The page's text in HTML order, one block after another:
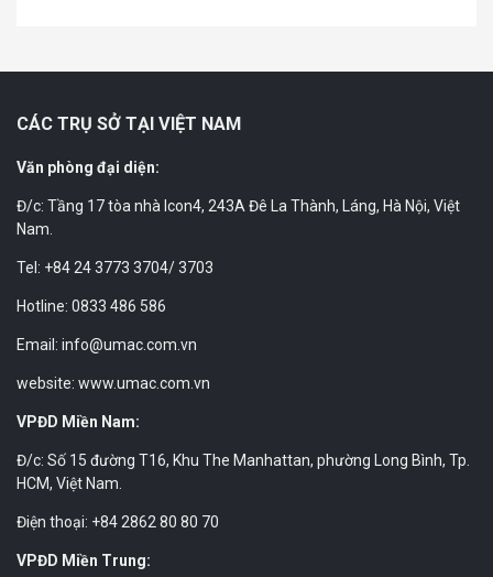
CÁC TRỤ SỞ TẠI VIỆT NAM
Văn phòng đại diện:
Đ/c: Tầng 17 tòa nhà Icon4, 243A Đê La Thành, Láng, Hà Nội, Việt
Nam.
Tel: +84 24 3773 3704/ 3703
Hotline: 0833 486 586
Email: info@umac.com.vn
website: www.umac.com.vn
VPĐD Miền Nam:
Đ/c: Số 15 đường T16, Khu The Manhattan, phường Long Bình, Tp.
HCM, Việt Nam.
Điện thoại: +84 2862 80 80 70
VPĐD Miền Trung: